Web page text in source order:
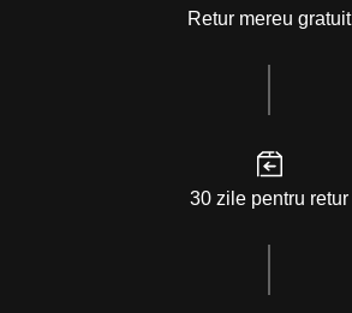
Retur mereu gratuit
30 zile pentru retur